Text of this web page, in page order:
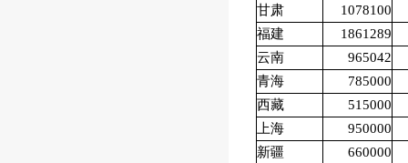
甘肃
1078100
福建
1861289
云南
965042
青海
785000
西藏
515000
上海
950000
新疆
660000